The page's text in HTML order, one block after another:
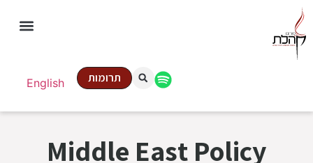
English תרומות
Middle East Policy